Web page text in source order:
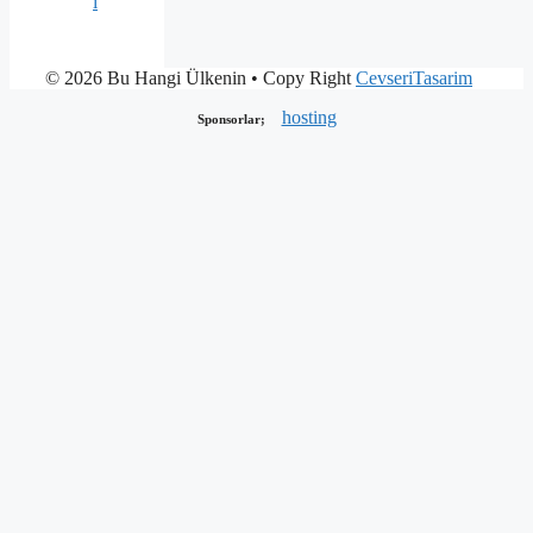
© 2026 Bu Hangi Ülkenin • Copy RightCevseriTasarim
Sponsorlar; hosting